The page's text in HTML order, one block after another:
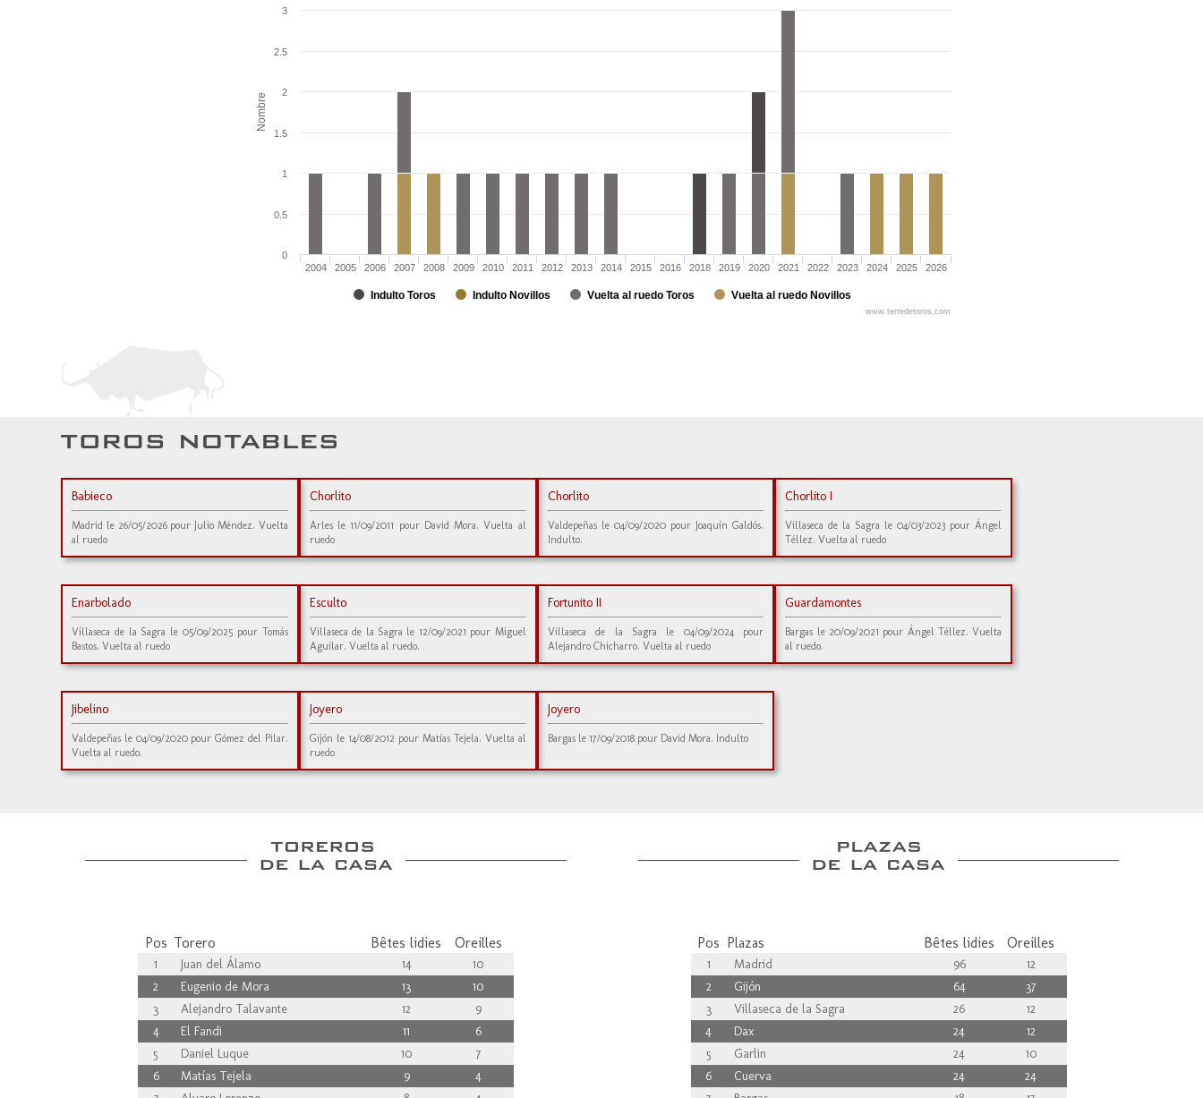
Nombre
Indulto Toros Indulto Novillos Vuelta al ruedo Toros Vuelta al ruedo Novillos
2004 2005 2006 2007 2008 2009 2010 2011 2012 2013 2014 2015 2016 2018 2019 2020 2021 2022 2023 2024 2025 2026
0
0.5
1
1.5
2
2.5
3
www.terredetoros.com
Babieco
Madrid le 26/05/2026 pour Julio Méndez. Vuelta
al ruedo
Chorlito
Arles le 11/09/2011 pour David Mora. Vuelta al
ruedo
Chorlito
Valdepeñas le 04/09/2020 pour Joaquín Galdós.
Indulto.
Chorlito I
Villaseca de la Sagra le 04/03/2023 pour Ángel
Téllez. Vuelta al ruedo
Enarbolado
Villaseca de la Sagra le 05/09/2025 pour Tomás
Bastos. Vuelta al ruedo
Esculto
Villaseca de la Sagra le 12/09/2021 pour Miguel
Aguilar. Vuelta al ruedo.
Fortunito II
Villaseca de la Sagra le 04/09/2024 pour
Alejandro Chicharro. Vuelta al ruedo
Guardamontes
Bargas le 20/09/2021 pour Ángel Téllez. Vuelta
al ruedo.
Jibelino
Valdepeñas le 04/09/2020 pour Gómez del Pilar.
Vuelta al ruedo.
Joyero
Gijón le 14/08/2012 pour Matías Tejela. Vuelta al
ruedo
Joyero
Bargas le 17/09/2018 pour David Mora. Indulto
Pos Torero Bêtes lidies Oreilles
1 Juan del Álamo 14
10
2
Eugenio de Mora 13
10
3
Alejandro Talavante 12
9
4
El Fandi 11
6
5
Daniel Luque 10
7
6
Matías Tejela 9
4
Pos Plazas Bêtes lidies Oreilles
1 Madrid 96
12
2
Gijón 64
37
3
Villaseca de la Sagra 26
12
4
Dax 24
12
5
Garlin 24
10
6
Cuerva 24
24